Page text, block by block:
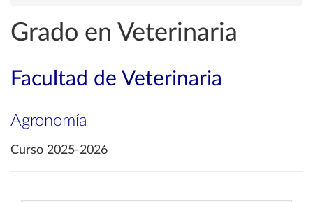
Grado en Veterinaria
Facultad de Veterinaria
Agronomía
Curso 2025-2026